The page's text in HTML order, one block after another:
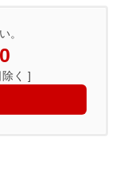
。
く ]